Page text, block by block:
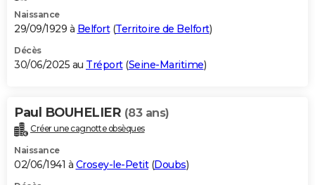
Naissance
29/09/1929 à Belfort(Territoire de Belfort)
Décès
30/06/2025 au Tréport(Seine-Maritime)
Paul BOUHELIER (83 ans)
Créer une cagnotte obsèques
Naissance
02/06/1941 à Crosey-le-Petit(Doubs)